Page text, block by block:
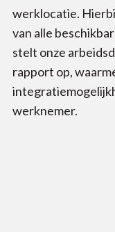
werklocatie.
van alle
stelt onze
rapport op,
werknemer.